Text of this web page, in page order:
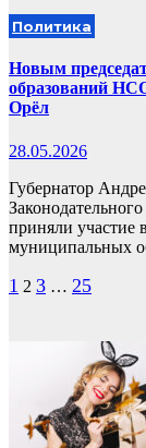
Политика
Новым
образований
Орёл
28.05.2026
Губернатор
приняли участие
муниципальных
Пагинация
1 2 3 … 25